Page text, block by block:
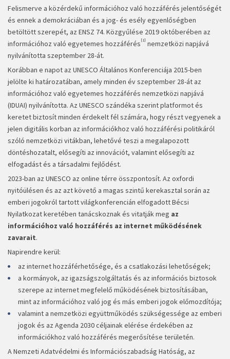
Felismerve a közérdekű információhoz való hozzáférés jelentőségét
és ennek a demokráciában és a jog- és esély egyenlőségben
betöltött szerepét, az ENSZ 74. Közgyűlése 2019 októberében az
információhoz való egyetemes hozzáférés [1] nemzetközi napjává
nyilvánította szeptember 28-át.
Korábban e napot az UNESCO Általános Konferenciája 2015-ben
jelölte ki határozatában, amely minden év szeptember 28-át az
információhoz való egyetemes hozzáférés nemzetközi napjává
(IDUAI) nyilvánította. Az UNESCO szándéka szerint platformot és
keretet biztosít minden érdekelt fél számára, hogy részt vegyenek a
jelen digitális korban az információkhoz való hozzáférési politikáról
szóló nemzetközi vitákban, lehetővé teszi a megalapozott
döntéshozatalt, elősegíti az innovációt, valamint elősegíti az
elfogadást és a társadalmi fejlődést.
2023-ban az UNESCO az online térre összpontosít. Az oxfordi
nyitóülésen és az azt követő a magas szintű kerekasztal során az
emberi jogokról tartott világkonferencián elfogadott Bécsi
Nyilatkozat keretében tanácskoznak és vitatják meg az
információhoz való hozzáférés az internet működésének
zavarait.
Napirendre kerül:
az internet hozzáférhetősége, és a csatlakozási lehetőségek;
a kormányok, az igazságszolgáltatás és az információs biztosok
szerepe az internet megfelelő működésének biztosításában,
mint az információhoz való jog és más emberi jogok előmozdítója;
valamint a nemzetközi együttműködés szükségessége az emberi
jogok és az Agenda 2030 céljainak elérése érdekében az
információkhoz való hozzáférés megerősítése területén.
A Nemzeti Adatvédelmi és Információszabadság Hatóság, az